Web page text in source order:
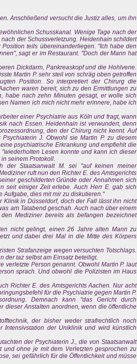
Anschließend versucht die Justiz alles, um ihn
Schusskanal. Wenige Tage nach der
der Schussverletzung. Heidenhain schildert
teils übereinanderliegen. "Ich habe den
sagt er im Restaurant. "Doch der Mann hat
Dickdarm, Pankreaskopf und die Hohlvene.
Martin P. sehr steil von schräg oben getroffen
Position. So interpretiert der Chirurg die
waren bereit, sich zu den Ermittlungen zu
habe nach zehn Minuten gesagt, er wolle sich
Namen ich mich nicht mehr erinnere, habe ich
einer Psychiatrie aus Köln und fragt, wann
nach Essen. Heidenhain ist verwundert, denn
den der Chirurg nicht kennt. Auf
J. Obwohl sie Martin P. zu diesem
psychiatrische Erkrankung und empfiehlt die
Lesen konnte und kann ich dieser
seinem Protokoll.
der Staatsanwalt M. sei "auf keinen meiner
ruft nun den Richter E. des Amtsgerichts
geschilderten Gründe oder Annahmen sich
seit einiger Zeit erlebe. Auch Herr E. gab sich
Aufgabe, dies mit mir zu diskutieren."
in Düsseldorf, doch der Fall lässt ihn nicht
am Tatabend geschah. Auch nach über einem
Mediziner bereits als befangen bezeichnet
nicht gelingt, einen 26 Jahre alten Mann zu
und dabei drei Mal in die Mitte des Körpers
Strafanzeige wegen versuchten Totschlags.
der taz selbst am Einsatz beteiligt.
verletzte Person genannt. Obwohl Martin P. laut
sprach. Und obwohl die Polizisten im Haus
Richter E. des Amtsgerichts Aachen. Nur acht
für die Psychiatrie gegen Martin P.
Demnach kann "das Gericht durch
dieser Anstalten anordnen, wenn die öffentliche
der bisher weder strafrechtlich noch
der Uniklinik und wird künstlich
der Psychiaterin J., die von Staatsanwalt
und ohne je mit dem Verletzten gesprochen zu
sei gefährlich für die Öffentlichkeit und müsse